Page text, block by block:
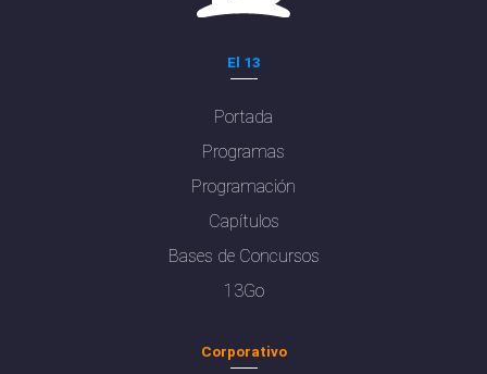
El 13
Portada
Programas
Programación
Capítulos
Bases de Concursos
13Go
Corporativo